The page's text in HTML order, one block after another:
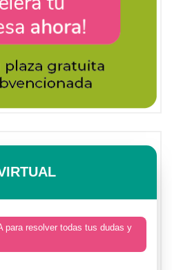
para resolver todas tus dudas y